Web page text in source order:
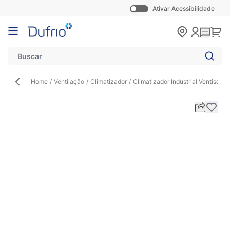
Ativar Acessibilidade
Pular para o conteúdo
Home / Ventilação / Climatizador / Climatizador Industrial Ventisol